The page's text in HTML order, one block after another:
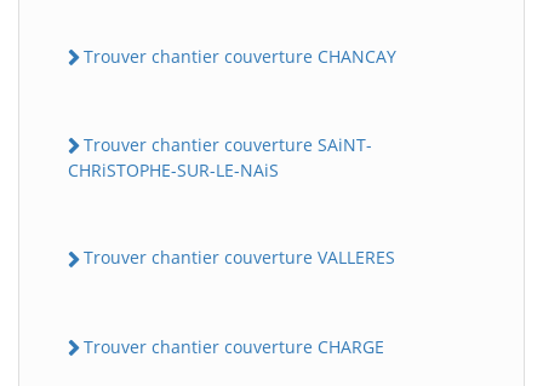
Trouver chantier couverture CHANCAY
Trouver chantier couverture SAiNT-
CHRiSTOPHE-SUR-LE-NAiS
Trouver chantier couverture VALLERES
Trouver chantier couverture CHARGE